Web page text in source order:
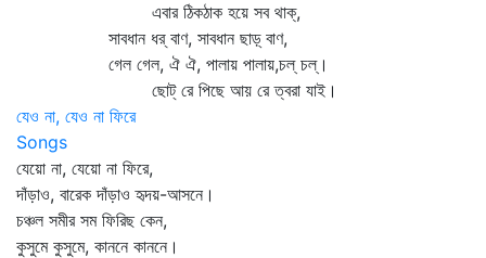
এবার ঠিকঠাক হয়ে সব থাক্‌,
সাবধান ধর্‌ বাণ, সাবধান ছাড়্‌ বাণ,
গেল গেল, ঐ ঐ, পালায় পালায়,চল্‌ চল্‌।
ছোট্‌ রে পিছে আয় রে ত্বরা যাই।
যেও না, যেও না ফিরে
Songs
যেয়ো না, যেয়ো না ফিরে,
দাঁড়াও, বারেক দাঁড়াও হৃদয়-আসনে।
চঞ্চল সমীর সম ফিরিছ কেন,
কুসুমে কুসুমে, কাননে কাননে।